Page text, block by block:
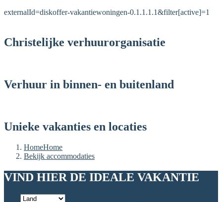
externalId=diskoffer-vakantiewoningen-0.1.1.1.1&filter[active]=1
Christelijke verhuurorganisatie
Verhuur in binnen- en buitenland
Unieke vakanties en locaties
HomeHome
Bekijk accommodaties
VIND HIER DE IDEALE VAKANTIE